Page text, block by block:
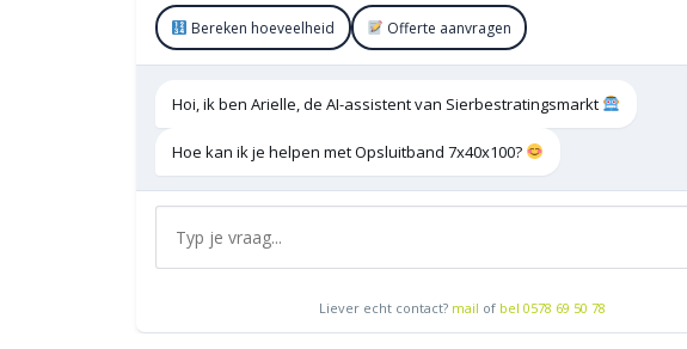
Bereken hoeveelheid Offerte aanvragen
Hoi, ik ben Arielle, de AI-assistent van Sierbestratingsmarkt
Hoe kan ik je helpen met Opsluitband 7x40x100?
Liever echt contact? mail of bel 0578 69 50 78